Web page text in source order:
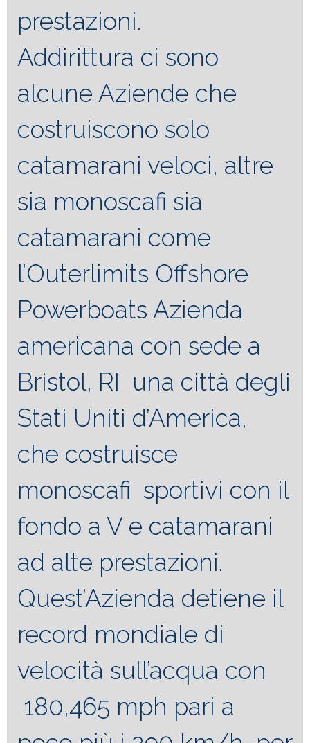
prestazioni.
Addirittura ci sono
alcune Aziende che
costruiscono solo
catamarani veloci, altre
sia monoscafi sia
catamarani come
l’Outerlimits Offshore
Powerboats Azienda
americana con sede a
Bristol, RI una città degli
Stati Uniti d’America,
che costruisce
monoscafi sportivi con il
fondo a V e catamarani
ad alte prestazioni.
Quest’Azienda detiene il
record mondiale di
velocità sull’acqua con
180,465 mph pari a